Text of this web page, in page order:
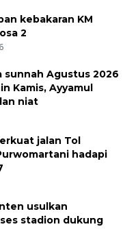
kebakaran KM
2
sunnah Agustus 2026
Kamis, Ayyamul
niat
jalan Tol
hadapi
usulkan
stadion dukung